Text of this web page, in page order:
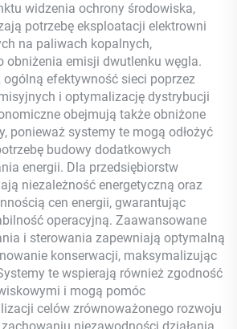
widzenia ochrony środowiska,
potrzebę eksploatacji elektrowni
na paliwach kopalnych,
obniżenia emisji dwutlenku węgla.
ogólną efektywność sieci poprzez
i optymalizację dystrybucji
obejmują także obniżone
ponieważ systemy te mogą odłożyć
budowy dodatkowych
energii. Dla przedsiębiorstw
niezależność energetyczną oraz
cen energii, gwarantując
operacyjną. Zaawansowane
i sterowania zapewniają optymalną
konserwacji, maksymalizując
te wspierają również zgodność
i mogą pomóc
celów zrównoważonego rozwoju